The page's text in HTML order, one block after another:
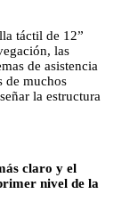
táctil de 12”
las
de asistencia
de muchos
la estructura
claro y el
nivel de la